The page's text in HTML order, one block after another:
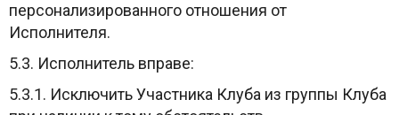
персонализированного отношения от
Исполнителя.
5.3. Исполнитель вправе:
5.3.1. Исключить Участника Клуба из группы Клуба